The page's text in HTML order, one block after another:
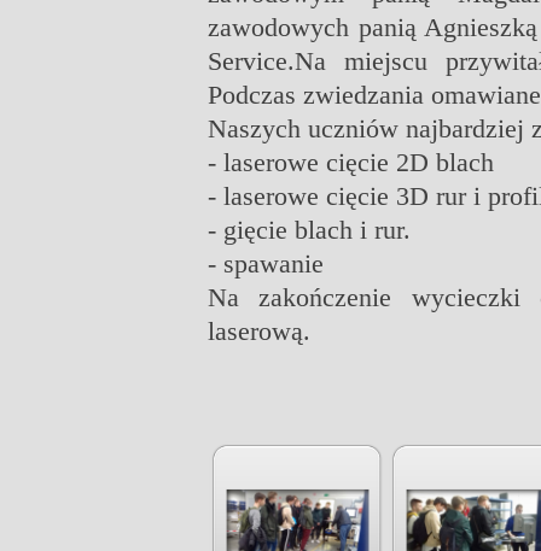
zawodowych panią
Service.Na miejscu
Podczas zwiedzania
Naszych uczniów najbardziej
- laserowe cięcie 2D blach
- laserowe cięcie 3D rur i
- gięcie blach i rur.
- spawanie
Na zakończenie wycieczki
laserową.